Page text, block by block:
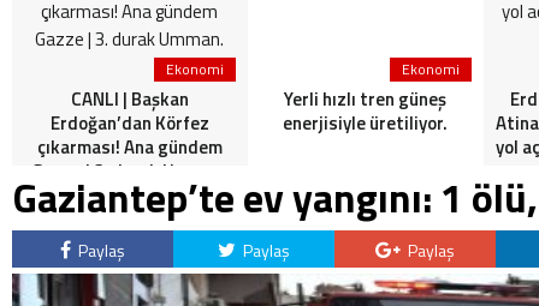
Ekonomi
CANLI | Başkan
Erdoğan’dan Körfez
çıkarması! Ana gündem
Gazze | 3. durak Umman.
Ekonomi
Yerli hızlı tren güneş
enerjisiyle üretiliyor.
yol
Gaziantep’te ev yangını: 1
Paylaş Paylaş Paylaş